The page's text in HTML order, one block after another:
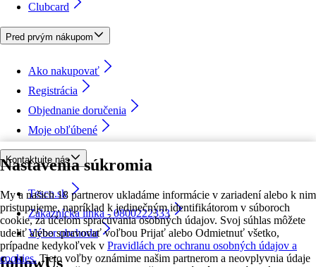
Nastavenia súkromia
My a našich 18 partnerov ukladáme informácie v zariadení alebo k nim
pristupujeme, napríklad k jedinečným identifikátorom v súboroch
cookie, za účelom spracúvania osobných údajov. Svoj súhlas môžete
udeliť alebo spravovať voľbou Prijať alebo Odmietnuť všetko,
prípadne kedykoľvek v Pravidlách pre ochranu osobných údajov a
cookies. Tieto voľby oznámime našim partnerom a neovplyvnia údaje
Clubcard
Pred prvým nákupom
Ako nakupovať
Registrácia
Objednanie doručenia
Moje obľúbené
Kontaktujte nás
Tesco.sk
Zákaznícka linka - 0800222333
Výber obchodu
followUs